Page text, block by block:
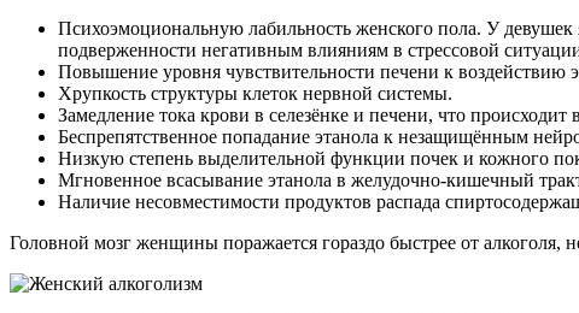
Психоэмоциональную лабильность женского пола. У
подверженности негативным влияниям в стрессовой
Повышение уровня чувствительности печени к воздействию
Хрупкость структуры клеток нервной системы.
Замедление тока крови в селезёнке и печени, что
Беспрепятственное попадание этанола к незащищённым
Низкую степень выделительной функции почек и кожного
Мгновенное всасывание этанола в желудочно-кишечный
Наличие несовместимости продуктов распада
Головной мозг женщины поражается гораздо быстрее от